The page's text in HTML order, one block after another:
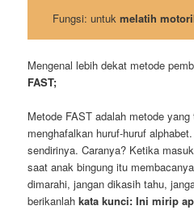
Fungsi: untuk melatih
Mengenal lebih dekat metode
FAST;
Metode FAST adalah metode
menghafalkan huruf-huruf
sendirinya. Caranya? Ketika
saat anak bingung itu
dimarahi, jangan dikasih tahu,
berikanlahkata kunci: Ini mirip